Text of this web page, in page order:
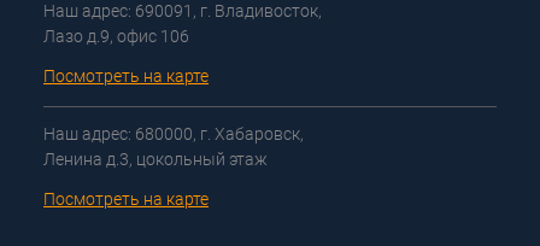
Наш адрес: 690091, г. Владивосток,
Лазо д.9, офис 106
Посмотреть на карте
Наш адрес: 680000, г. Хабаровск,
Ленина д.3, цокольный этаж
Посмотреть на карте